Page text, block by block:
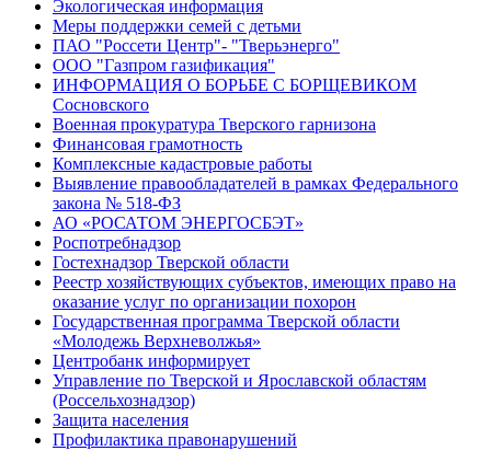
Экологическая информация
Меры поддержки семей с детьми
ПАО "Россети Центр"- "Тверьэнерго"
ООО "Газпром газификация"
ИНФОРМАЦИЯ О БОРЬБЕ С БОРЩЕВИКОМ
Сосновского
Военная прокуратура Тверского гарнизона
Финансовая грамотность
Комплексные кадастровые работы
Выявление правообладателей в рамках Федерального
закона № 518-ФЗ
АО «РОСАТОМ ЭНЕРГОСБЭТ»
Роспотребнадзор
Гостехнадзор Тверской области
Реестр хозяйствующих субъектов, имеющих право на
оказание услуг по организации похорон
Государственная программа Тверской области
«Молодежь Верхневолжья»
Центробанк информирует
Управление по Тверской и Ярославской областям
(Россельхознадзор)
Защита населения
Профилактика правонарушений